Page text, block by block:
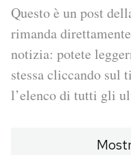
Scienza
Cultura
Questo è un post
rimanda
notizia: potete
stessa cliccando sul
l’elenco di tutti gli